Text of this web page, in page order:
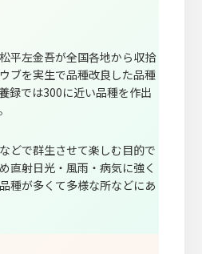
平左金吾が全国各地から収拾
ブを実生で品種改良した品種
録では300に近い品種を作出
どで群生させて楽しむ目的で
直射日光・風雨・病気に強く
種が多くて多様な所などにあ